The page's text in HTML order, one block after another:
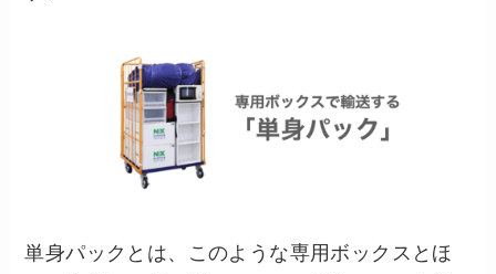
単身パックとは、このような専用ボックスとほ